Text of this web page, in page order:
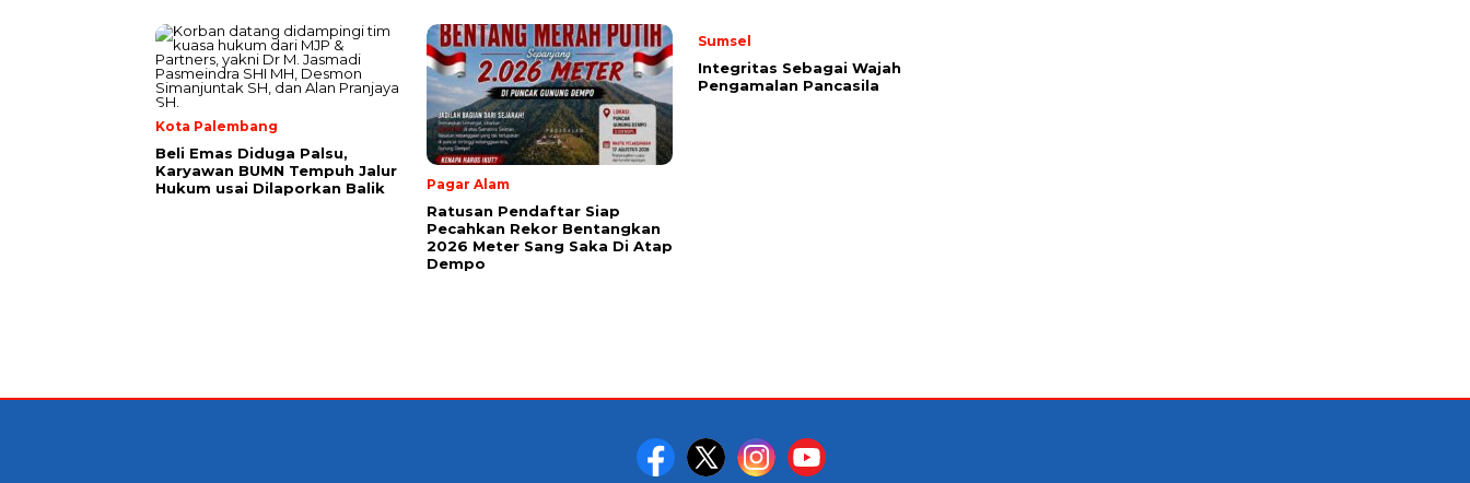
Kota Palembang
Beli Emas Diduga Palsu,
Karyawan BUMN Tempuh Jalur
Hukum usai Dilaporkan Balik
Pagar Alam
Ratusan Pendaftar Siap
Pecahkan Rekor Bentangkan
2026 Meter Sang Saka Di Atap
Dempo
Sumsel
Integritas Sebagai Wajah
Pengamalan Pancasila